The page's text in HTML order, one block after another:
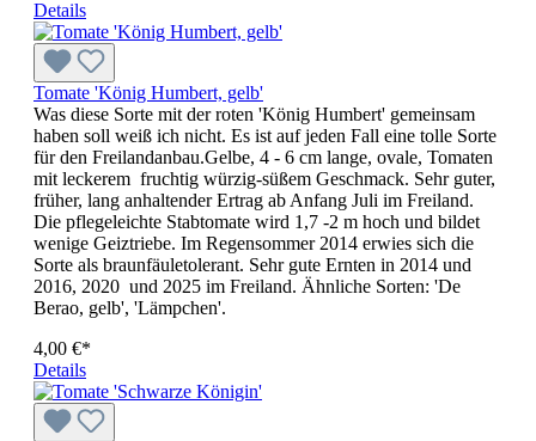
Details
Tomate 'König Humbert, gelb'
Was diese Sorte mit der roten 'König Humbert' gemeinsam
haben soll weiß ich nicht. Es ist auf jeden Fall eine tolle Sorte
für den Freilandanbau.Gelbe, 4 - 6 cm lange, ovale, Tomaten
mit leckerem fruchtig würzig-süßem Geschmack. Sehr guter,
früher, lang anhaltender Ertrag ab Anfang Juli im Freiland.
Die pflegeleichte Stabtomate wird 1,7 -2 m hoch und bildet
wenige Geiztriebe. Im Regensommer 2014 er­wies sich die
Sorte als braun­fäuletolerant. Sehr gute Ernten in 2014 und
2016, 2020 und 2025 im Freiland. Ähnliche Sorten: 'De
Berao, gelb', 'Lämpchen'.
4,00 €*
Details